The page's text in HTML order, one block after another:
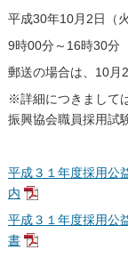
平成30年10月2日（
9時00分～16時30分
郵送の場合は、10月
※詳細につきまして
振興協会職員採用試
平成３１年度採用公
内
平成３１年度採用公
書